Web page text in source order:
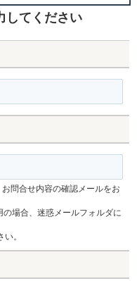
してください
問合せ内容の確認メールをお
場合、迷惑メールフォルダに
。